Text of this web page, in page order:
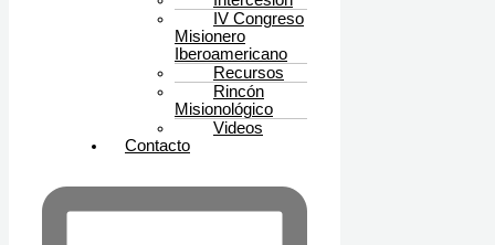
IV Congreso
Misionero
Iberoamericano
Recursos
Rincón
Misionológico
Videos
Contacto